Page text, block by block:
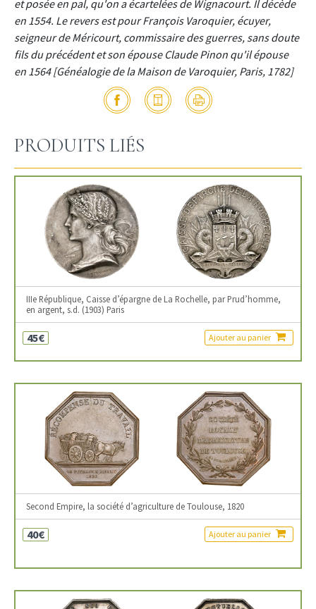
et posée en pal, qu'on a écartelées de Wignacourt. Il décède
en 1554. Le revers est pour François Varoquier, écuyer,
seigneur de Méricourt, commissaire des guerres, sans doute
fils du précédent et son épouse Claude Pinon qu'il épouse
en 1564 [Généalogie de la Maison de Varoquier, Paris, 1782]
PRODUITS LIÉS
IIIe République, Caisse d’épargne de La Rochelle, par Prud’homme,
en argent, s.d. (1903) Paris
45€ Ajouter au panier
Second Empire, la société d’agriculture de Toulouse, 1820
40€ Ajouter au panier